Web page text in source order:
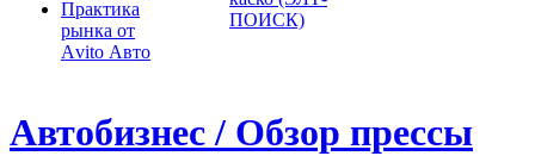
Практика
рынка от
Аvito Авто
ПОИСК)
Автобизнес / Обзор прессы